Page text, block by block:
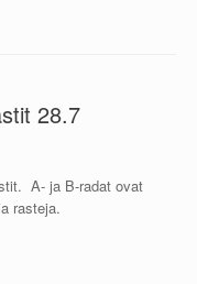
28.7
A- ja B-radat ovat
rasteja.